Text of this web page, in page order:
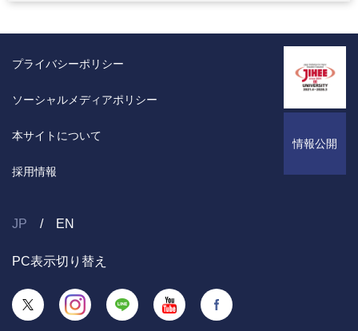
情報公開
プライバシーポリシー
ソーシャルメディアポリシー
本サイトについて
採用情報
JP EN
PC表示切り替え